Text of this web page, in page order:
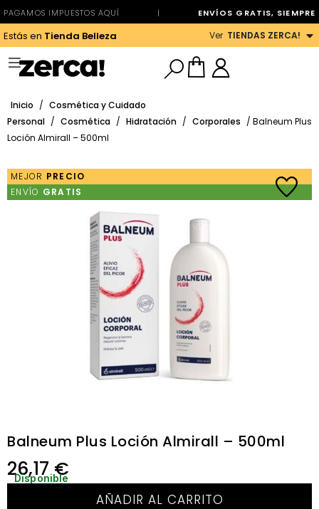
PAGAMOS IMPUESTOS AQUÍ | ENVÍOS GRATIS, SIEMPRE
Estás en Tienda Belleza Ver TIENDAS ZERCA!
Inicio / Cosmética y Cuidado
Personal / Cosmética / Hidratación / Corporales / Balneum Plus
Loción Almirall – 500ml
MEJOR PRECIO
ENVÍO GRATIS
Balneum Plus Loción Almirall – 500ml
26,17€
Disponible
AÑADIR AL CARRITO